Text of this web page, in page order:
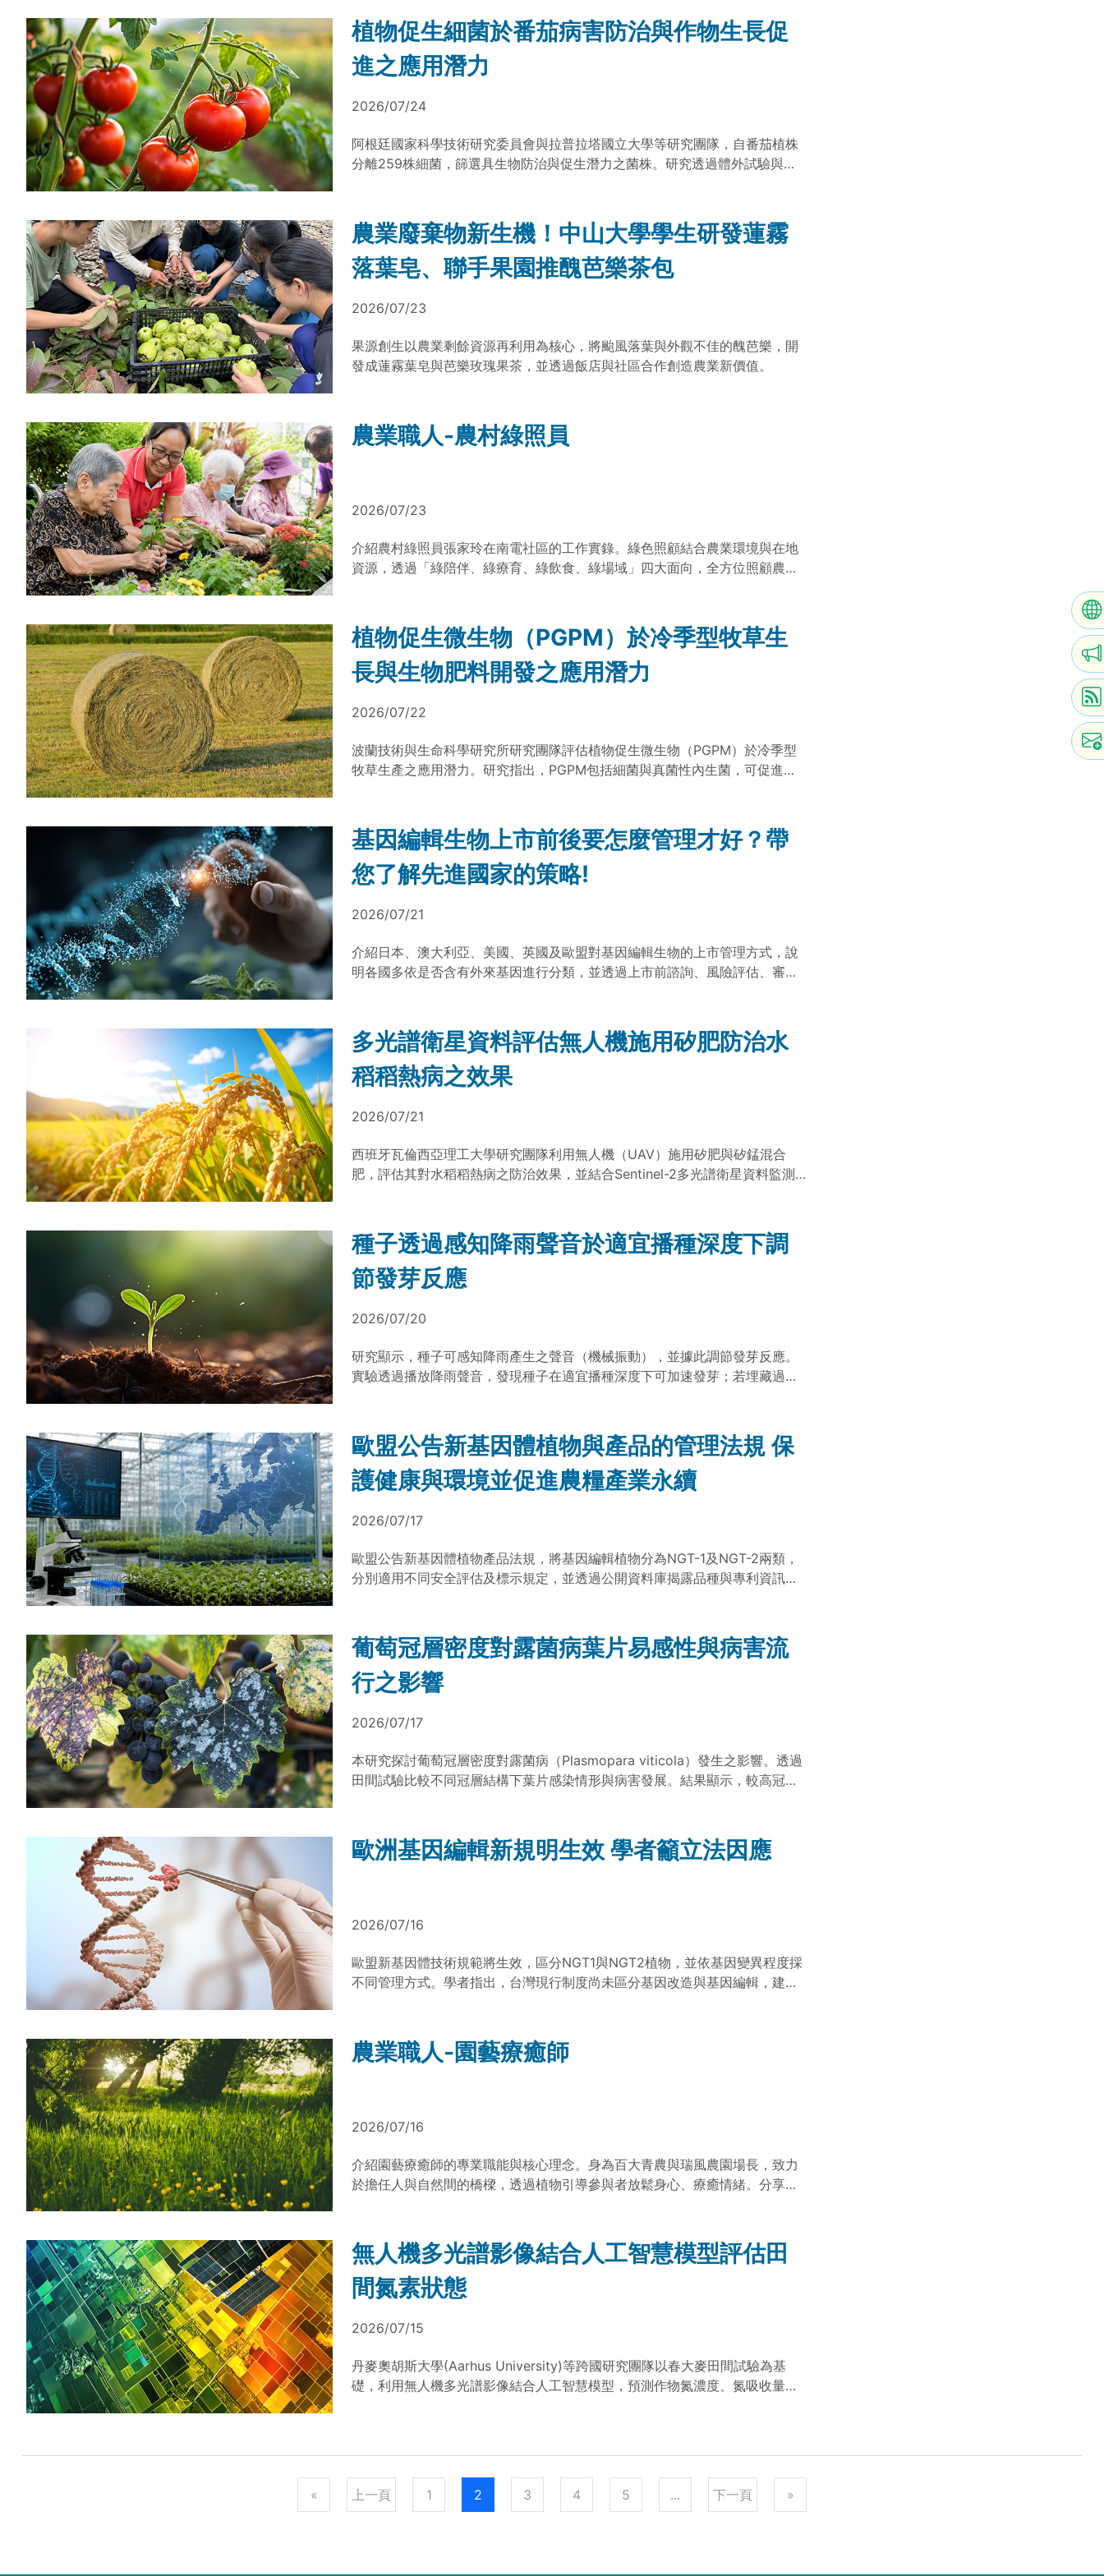
植物促生細菌於番茄病害防治與作物生長促
進之應用潛力
2026/07/24
阿根廷國家科學技術研究委員會與拉普拉塔國立大學等研究團隊，自番茄植株
分離259株細菌，篩選具生物防治與促生潛力之菌株。研究透過體外試驗與多
物製劑開發之參考。
農業廢棄物新生機！中山大學學生研發蓮霧
落葉皂、聯手果園推醜芭樂茶包
2026/07/23
果源創生以農業剩餘資源再利用為核心，將颱風落葉與外觀不佳的醜芭樂，開
發成蓮霧葉皂與芭樂玫瑰果茶，並透過飯店與社區合作創造農業新價值。
農業職人-農村綠照員
2026/07/23
介紹農村綠照員張家玲在南電社區的工作實錄。綠色照顧結合農業環境與在地
資源，透過「綠陪伴、綠療育、綠飲食、綠場域」四大面向，全方位照顧農村
值與轉化力量 。
植物促生微生物（PGPM）於冷季型牧草生
長與生物肥料開發之應用潛力
2026/07/22
波蘭技術與生命科學研究所研究團隊評估植物促生微生物（PGPM）於冷季型
牧草生產之應用潛力。研究指出，PGPM包括細菌與真菌性內生菌，可促進植
基因編輯生物上市前後要怎麼管理才好？帶
您了解先進國家的策略!
2026/07/21
介紹日本、澳大利亞、美國、英國及歐盟對基因編輯生物的上市管理方式，說
明各國多依是否含有外來基因進行分類，並透過上市前諮詢、風險評估、審
多光譜衛星資料評估無人機施用矽肥防治水
稻稻熱病之效果
2026/07/21
西班牙瓦倫西亞理工大學研究團隊利用無人機（UAV）施用矽肥與矽錳混合
肥，評估其對水稻稻熱病之防治效果，並結合Sentinel-2多光譜衛星資料監測
健康監測、精準農業管理與病害監測之參考。
種子透過感知降雨聲音於適宜播種深度下調
節發芽反應
2026/07/20
研究顯示，種子可感知降雨產生之聲音（機械振動），並據此調節發芽反應。
實驗透過播放降雨聲音，發現種子在適宜播種深度下可加速發芽；若埋藏過深
歐盟公告新基因體植物與產品的管理法規 保
護健康與環境並促進農糧產業永續
2026/07/17
歐盟公告新基因體植物產品法規，將基因編輯植物分為NGT-1及NGT-2兩類，
分別適用不同安全評估及標示規定，並透過公開資料庫揭露品種與專利資訊，
葡萄冠層密度對露菌病葉片易感性與病害流
行之影響
2026/07/17
本研究探討葡萄冠層密度對露菌病（Plasmopara viticola）發生之影響。透過
田間試驗比較不同冠層結構下葉片感染情形與病害發展。結果顯示，較高冠層
葉片感染與疫情發展屬不同層級之過程，顯示病害流行仍受多重環境因子共同
調控。
歐洲基因編輯新規明生效 學者籲立法因應
2026/07/16
歐盟新基因體技術規範將生效，區分NGT1與NGT2植物，並依基因變異程度採
不同管理方式。學者指出，台灣現行制度尚未區分基因改造與基因編輯，建議
農業職人-園藝療癒師
2026/07/16
介紹園藝療癒師的專業職能與核心理念。身為百大青農與瑞風農園場長，致力
於擔任人與自然間的橋樑，透過植物引導參與者放鬆身心、療癒情緒。分享了
的媒介。
無人機多光譜影像結合人工智慧模型評估田
間氮素狀態
2026/07/15
丹麥奧胡斯大學(Aarhus University)等跨國研究團隊以春大麥田間試驗為基
礎，利用無人機多光譜影像結合人工智慧模型，預測作物氮濃度、氮吸收量與
« 上一頁 1 2 3 4 5 ... 下一頁 »